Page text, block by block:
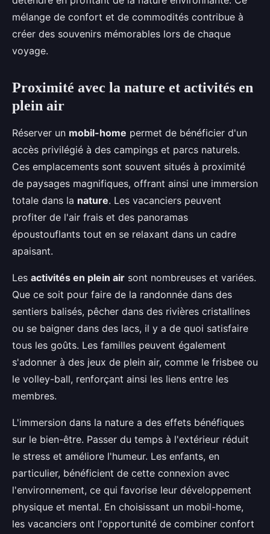
mélange de confort et de commodités contribue à
créer des souvenirs mémorables lors de chaque
voyage.
Proximité avec la nature et activités en
plein air
Réserver un mobil-home permet de bénéficier d'un
accès privilégié à des campings et parcs naturels.
Ces emplacements sont souvent situés à proximité
de paysages magnifiques, offrant ainsi une immersion
totale dans la nature. Les vacanciers peuvent
profiter de l'air frais et des panoramas
époustouflants tout en se relaxant dans un cadre
apaisant.
Les activités en plein air sont nombreuses et variées.
Que ce soit pour faire de la randonnée dans des
sentiers balisés, pêcher dans des rivières cristallines
ou se baigner dans des lacs, il y a de quoi satisfaire
tous les goûts. Les familles peuvent également
s'adonner à des jeux de plein air, comme le frisbee ou
le volley-ball, renforçant ainsi les liens entre les
membres.
L'immersion dans la nature a des effets bénéfiques
sur le bien-être. Passer du temps à l'extérieur réduit
le stress et améliore l'humeur. Les enfants, en
particulier, bénéficient de cette connexion avec
l'environnement, ce qui favorise leur développement
physique et mental. En choisissant un mobil-home,
les vacanciers ont l'opportunité de combiner confort